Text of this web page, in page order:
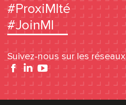
#ProxiMIté
#JoinMI
Suivez-nous sur les réseaux
FacebookYouTube